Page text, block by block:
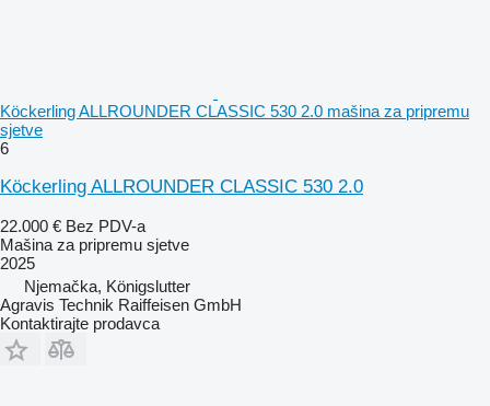
Köckerling ALLROUNDER CLASSIC 530 2.0 mašina za pripremu
sjetve
6
Köckerling ALLROUNDER CLASSIC 530 2.0
22.000 € Bez PDV-a
Mašina za pripremu sjetve
2025
Njemačka, Königslutter
Agravis Technik Raiffeisen GmbH
Kontaktirajte prodavca